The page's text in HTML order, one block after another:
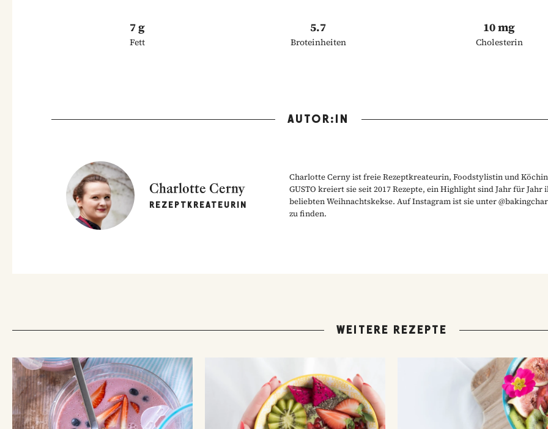
7 g
Fett
5.7
Broteinheiten
10 mg
Cholesterin
AUTOR:IN
Charlotte Cerny
REZEPTKREATEURIN
Charlotte Cerny ist freie Rezeptkreateurin, Foodstylistin und
GUSTO kreiert sie seit 2017 Rezepte, ein Highlight sind Jahr für Jahr
beliebten Weihnachtskekse. Auf Instagram ist sie unter
zu finden.
WEITERE REZEPTE